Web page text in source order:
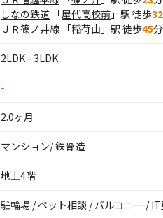
しなの鉄道 「屋代高校前 」駅 徒歩32
ＪＲ篠ノ井線 「稲荷山 」駅 徒歩45分
2LDK - 3LDK
-
2.0ヶ月
マンション/ 鉄骨造
地上4階
駐輪場 / ペット相談 / バルコニー /